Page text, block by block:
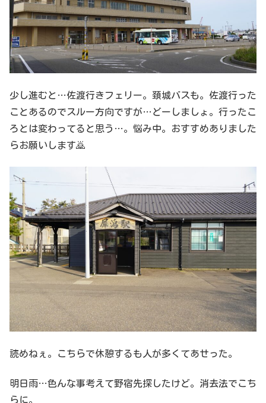
少し進むと…佐渡行きフェリー。頚城バスも。佐渡行った
ことあるのでスルー方向ですが…どーしましょ。行ったこ
ろとは変わってると思う…。悩み中。おすすめありました
らお願いします🙇
読めねぇ。こちらで休憩するも人が多くてあせった。
明日雨…色んな事考えて野宿先探したけど。消去法でこち
らに。